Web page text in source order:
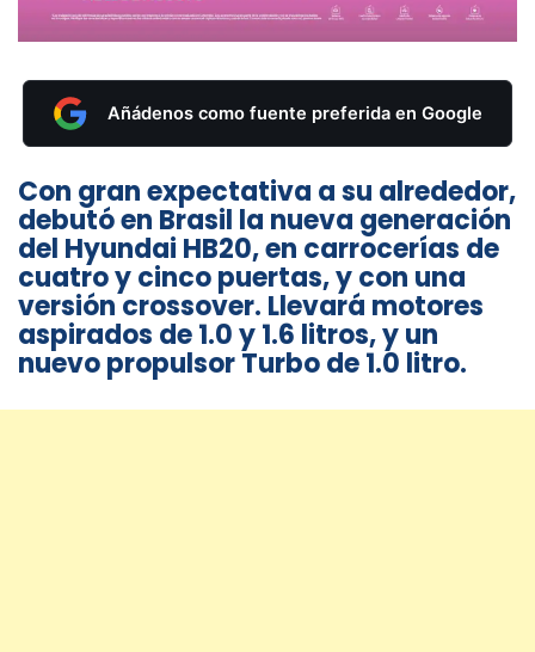
Añádenos como fuente preferida en Google
Con gran expectativa a su alrededor,
debutó en Brasil la nueva generación
del Hyundai HB20, en carrocerías de
cuatro y cinco puertas, y con una
versión crossover. Llevará motores
aspirados de 1.0 y 1.6 litros, y un
nuevo propulsor Turbo de 1.0 litro.